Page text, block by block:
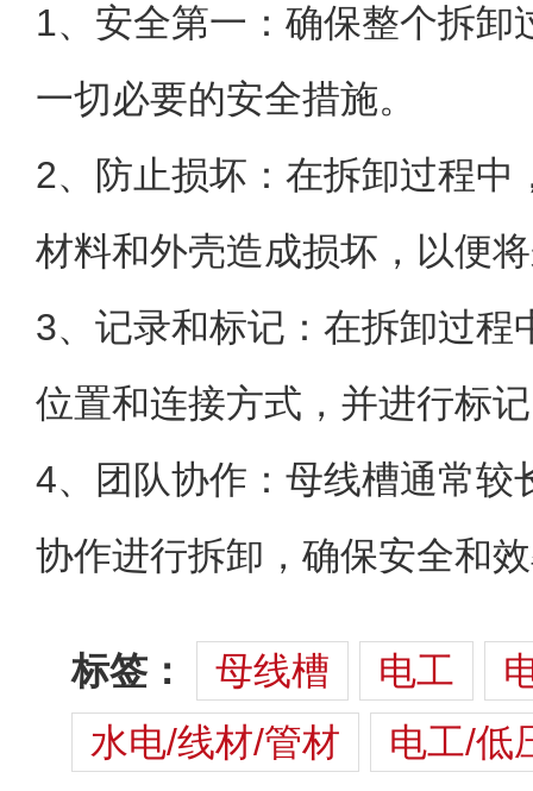
1、安全第一：确保整个拆卸
一切必要的安全措施。
2、防止损坏：在拆卸过程中
材料和外壳造成损坏，以便
3、记录和标记：在拆卸过程
位置和连接方式，并进行标
4、团队协作：母线槽通常较
协作进行拆卸，确保安全和
标签： 母线槽 电工
水电/线材/管材
电工/低